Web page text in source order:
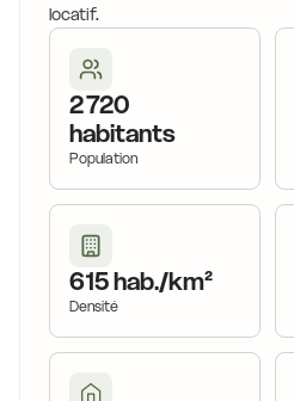
10,7 €
locatif.
2 720
habitants
Population
615 hab./km²
Densité